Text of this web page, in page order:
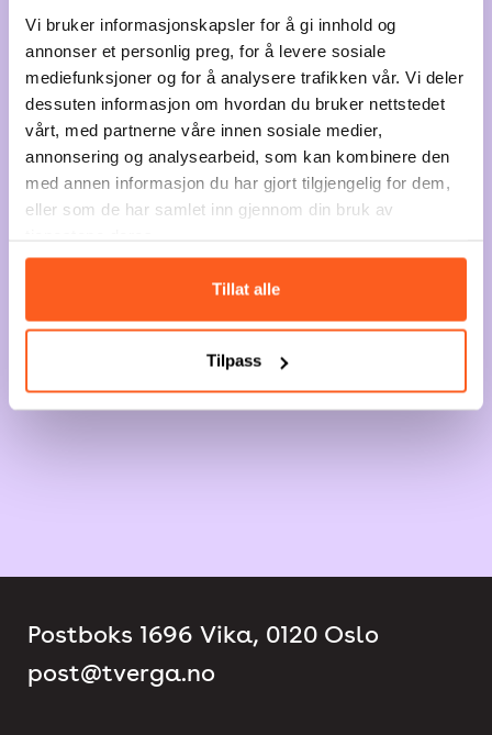
Vi bruker informasjonskapsler for å gi innhold og
annonser et personlig preg, for å levere sosiale
mediefunksjoner og for å analysere trafikken vår. Vi deler
dessuten informasjon om hvordan du bruker nettstedet
vårt, med partnerne våre innen sosiale medier,
annonsering og analysearbeid, som kan kombinere den
med annen informasjon du har gjort tilgjengelig for dem,
eller som de har samlet inn gjennom din bruk av
Tillat alle
Tilpass
Postboks 1696 Vika, 0120 Oslo
post@tverga.no